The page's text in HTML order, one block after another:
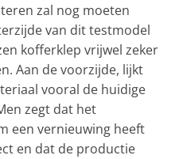
zal nog moeten
van dit testmodel
kofferklep vrijwel zeker
Aan de voorzijde, lijkt
vooral de huidige
zegt dat het
een vernieuwing heeft
en dat de productie